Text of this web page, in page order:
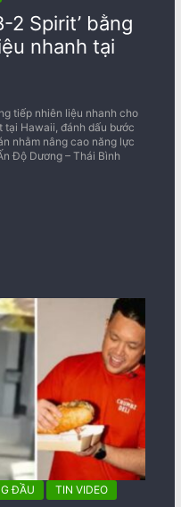
2 Spirit’ bằng
nhanh tại
tiếp nhiên liệu nhanh cho
tại Hawaii, đánh dấu bước
nhằm nâng cao năng lực
Độ Dương – Thái Bình
ĐẦU TIN VIDEO